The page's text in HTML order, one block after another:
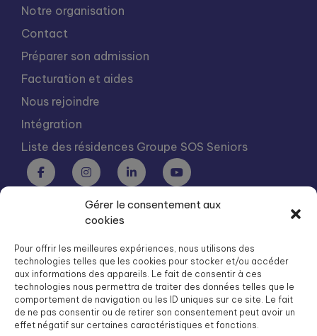
Gérer le consentement aux
cookies
Pour offrir les meilleures expériences, nous utilisons des
technologies telles que les cookies pour stocker et/ou accéder
aux informations des appareils. Le fait de consentir à ces
technologies nous permettra de traiter des données telles que le
comportement de navigation ou les ID uniques sur ce site. Le fait
de ne pas consentir ou de retirer son consentement peut avoir un
effet négatif sur certaines caractéristiques et fonctions.
Notre organisation
Contact
Préparer son admission
Facturation et aides
Nous rejoindre
Intégration
Liste des résidences Groupe SOS Seniors
Groupe SOS Seniors est une association du Groupe SOS
dg.seniors@groupe-sos.org
ARPAVIE est une association du Groupe SOS